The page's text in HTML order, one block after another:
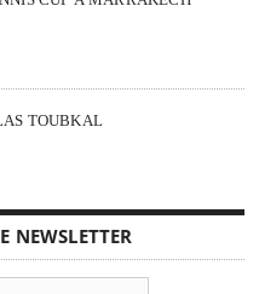
TOUBKAL
NEWSLETTER